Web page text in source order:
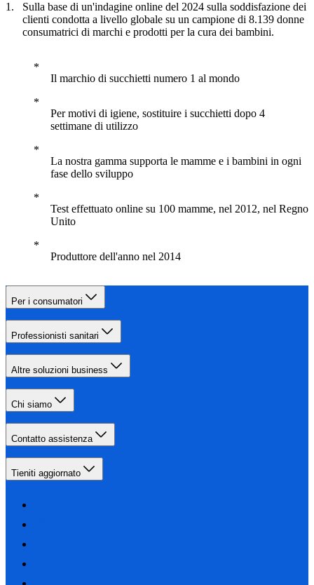
Sulla base di un'indagine online del 2024 sulla soddisfazione dei
clienti condotta a livello globale su un campione di 8.139 donne
consumatrici di marchi e prodotti per la cura dei bambini.
Il marchio di succhietti numero 1 al mondo
Per motivi di igiene, sostituire i succhietti dopo 4
settimane di utilizzo
La nostra gamma supporta le mamme e i bambini in ogni
fase dello sviluppo
Test effettuato online su 100 mamme, nel 2012, nel Regno
Unito
Produttore dell'anno nel 2014
Per i consumatori
Professionisti sanitari
Altre soluzioni business
Chi siamo
Contatto assistenza
Tieniti aggiornato